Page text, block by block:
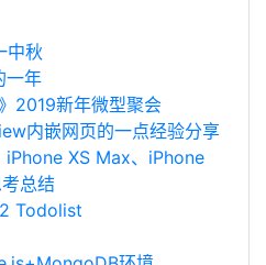
中秋
一年
2019新年微型聚会
内嵌网页的一点经验分享
iPhone XS Max、iPhone
总结
Todolist